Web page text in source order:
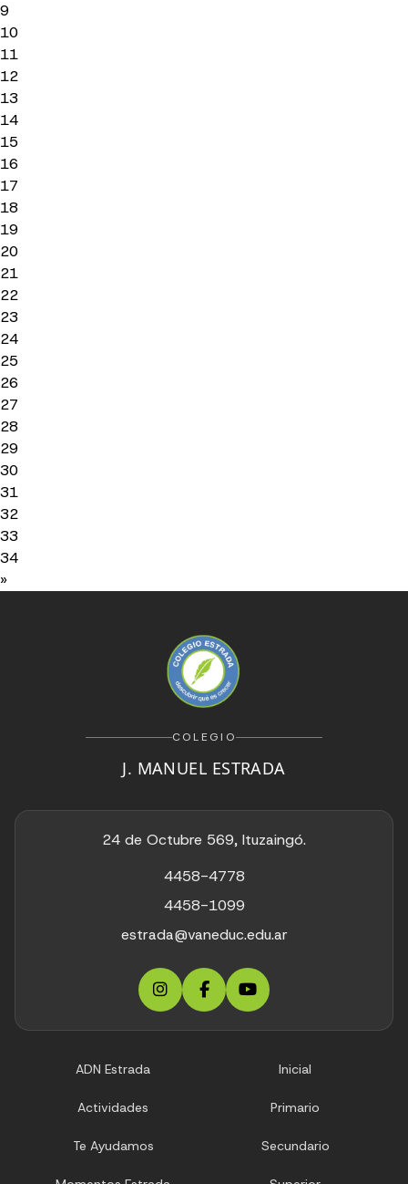
9
10
11
12
13
14
15
16
17
18
19
20
21
22
23
24
25
26
27
28
29
30
31
32
33
34
»
COLEGIO
J. MANUEL ESTRADA
24 de Octubre 569, Ituzaingó.
4458-4778
4458-1099
estrada@vaneduc.edu.ar
ADN Estrada Inicial
Actividades Primario
Te Ayudamos Secundario